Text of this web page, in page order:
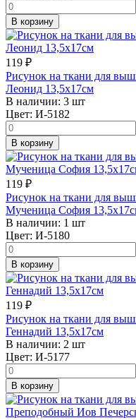
В корзину
119 ₽
Рисунок на ткани для
Леонид 13,5х17см
В наличии: 3 шт
Цвет: И-5182
В корзину
119 ₽
Рисунок на ткани для
Мученица София
В наличии: 1 шт
Цвет: И-5180
В корзину
119 ₽
Рисунок на ткани для
Геннадий 13,5х17см
В наличии: 2 шт
Цвет: И-5177
В корзину